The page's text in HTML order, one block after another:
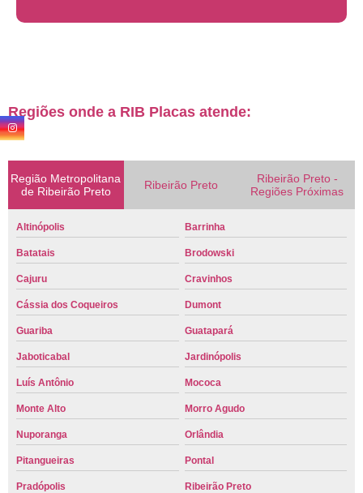
Regiões onde a RIB Placas atende:
Região Metropolitana
de Ribeirão Preto
Ribeirão Preto
Ribeirão Preto -
Regiões Próximas
Altinópolis Barrinha
Batatais Brodowski
Cajuru Cravinhos
Cássia dos Coqueiros Dumont
Guariba Guatapará
Jaboticabal Jardinópolis
Luís Antônio Mococa
Monte Alto Morro Agudo
Nuporanga Orlândia
Pitangueiras Pontal
Pradópolis Ribeirão Preto